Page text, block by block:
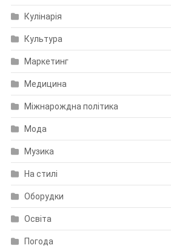
Кулінарія
Культура
Маркетинг
Медицина
Міжнарождна політика
Мода
Музика
На стилі
Оборудки
Освіта
Погода